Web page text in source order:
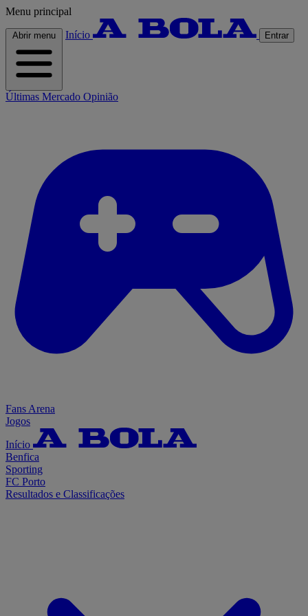
Menu principal
Abrir menu Início Entrar
Últimas Mercado Opinião
Fans Arena
Jogos
Início
Benfica
Sporting
FC Porto
Resultados e Classificações